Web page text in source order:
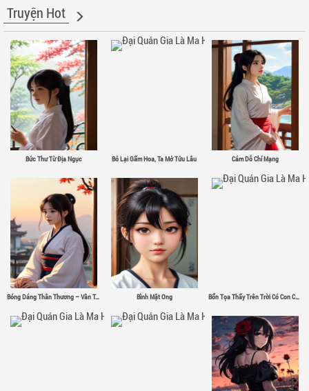
Truyện Hot
Bức Thư Từ Địa Ngục Bỏ Lại Gấm Hoa, Ta Mở Tửu Lâu Cám Dỗ Chí Mạng
Bóng Dáng Thân Thương – Vân Tân Bình Mật Ong Bổn Tọa Thấy Trên Trời Có Con Chim Sắt Σ( ゜- ゜)